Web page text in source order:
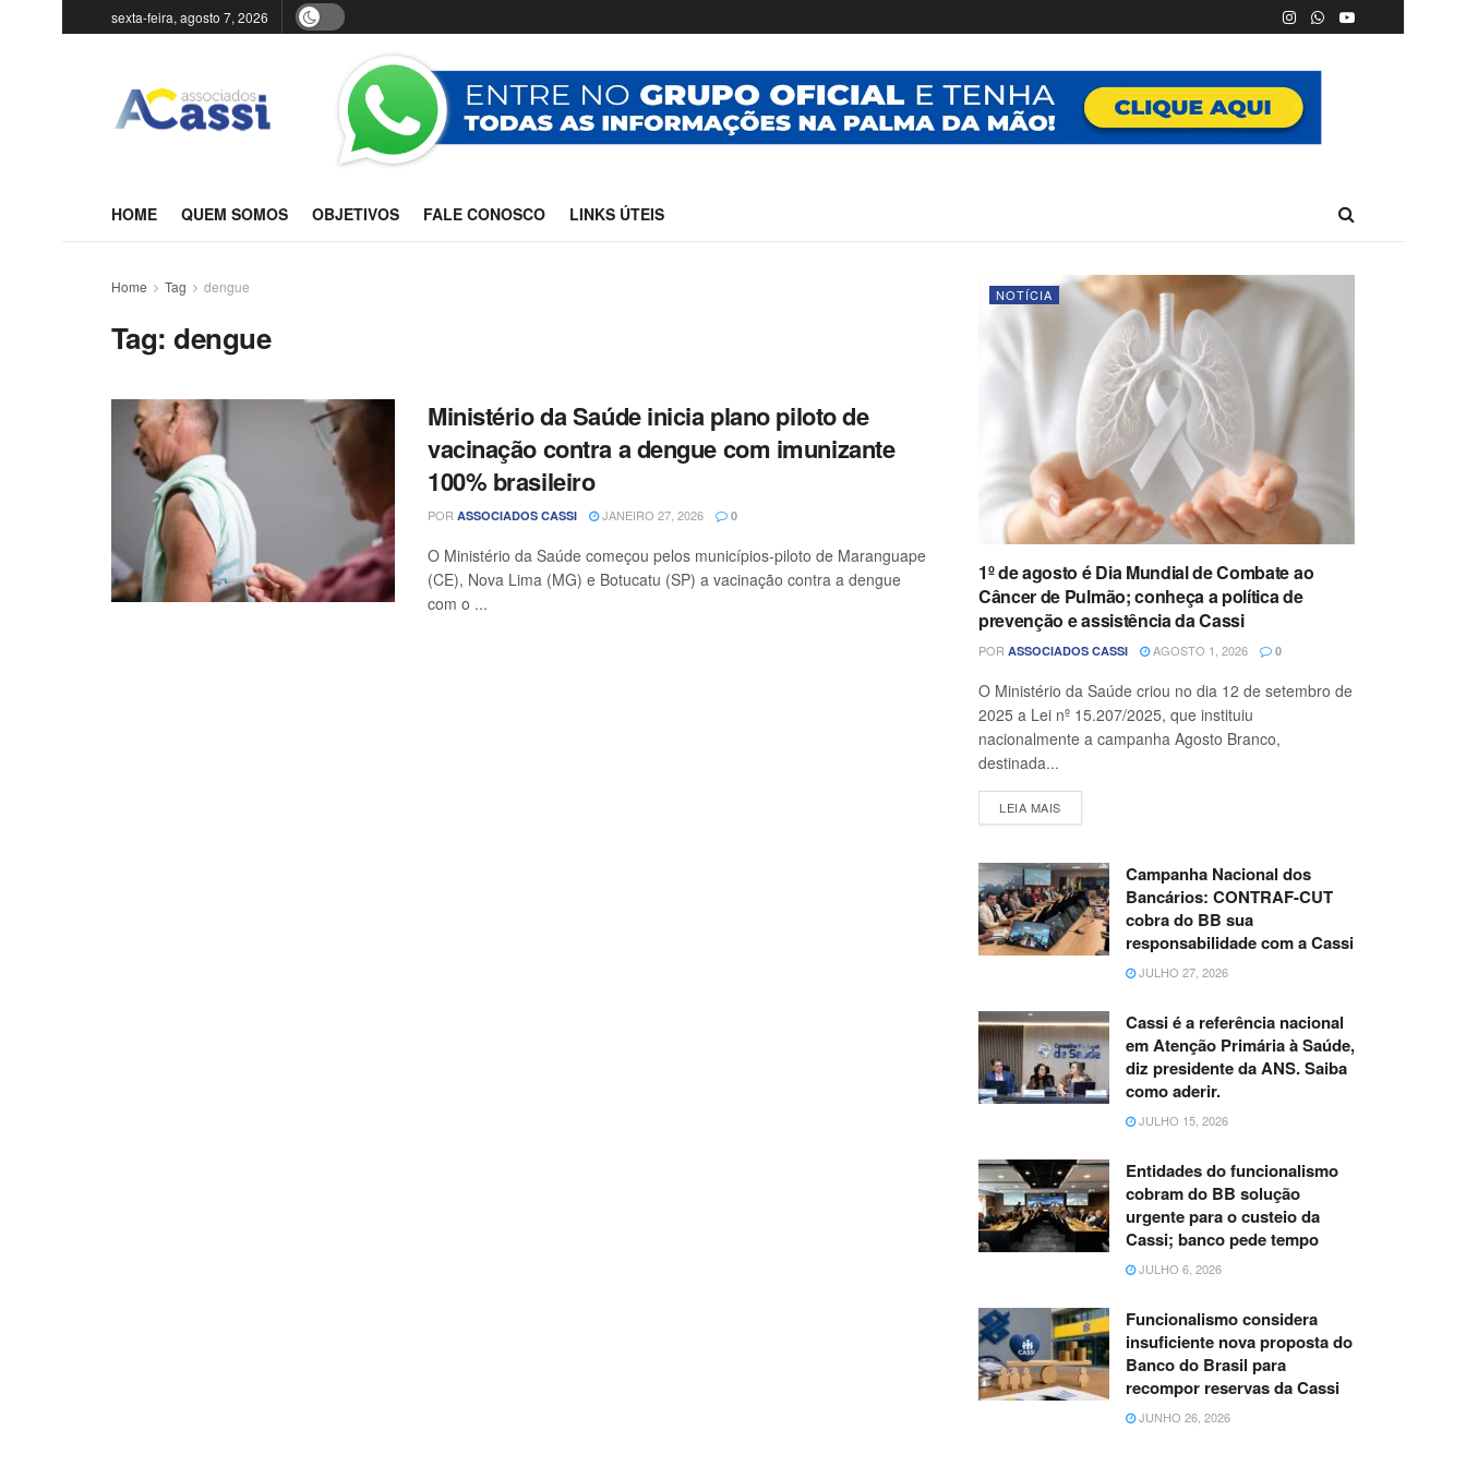
sexta-feira, agosto 7, 2026
HOME QUEM SOMOS OBJETIVOS FALE CONOSCO LINKS ÚTEIS
Home Tag dengue
Tag:dengue
Ministério da Saúde inicia plano piloto de
vacinação contra a dengue com imunizante
100% brasileiro
POR ASSOCIADOS CASSI JANEIRO 27, 2026 0
O Ministério da Saúde começou pelos municípios-piloto de Maranguape
(CE), Nova Lima (MG) e Botucatu (SP) a vacinação contra a dengue
com o ...
NOTÍCIA
1º de agosto é Dia Mundial de Combate ao
Câncer de Pulmão; conheça a política de
prevenção e assistência da Cassi
POR ASSOCIADOS CASSI AGOSTO 1, 2026 0
O Ministério da Saúde criou no dia 12 de setembro de
2025 a Lei nº 15.207/2025, que instituiu
nacionalmente a campanha Agosto Branco,
destinada...
LEIA MAIS
Campanha Nacional dos
Bancários: CONTRAF-CUT
cobra do BB sua
responsabilidade com a Cassi
JULHO 27, 2026
Cassi é a referência nacional
em Atenção Primária à Saúde,
diz presidente da ANS. Saiba
como aderir.
JULHO 15, 2026
Entidades do funcionalismo
cobram do BB solução
urgente para o custeio da
Cassi; banco pede tempo
JULHO 6, 2026
Funcionalismo considera
insuficiente nova proposta do
Banco do Brasil para
recompor reservas da Cassi
JUNHO 26, 2026